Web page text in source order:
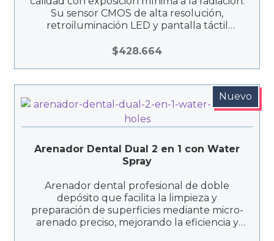
Su sensor CMOS de alta resolución,
retroiluminación LED y pantalla táctil
imágenes radiográficas precisas.
$428.664
Nuevo
Arenador Dental Dual 2 en 1 con Water
Spray
Arenador dental profesional de doble
depósito que facilita la limpieza y
preparación de superficies mediante micro-
arenado preciso, mejorando la eficiencia y